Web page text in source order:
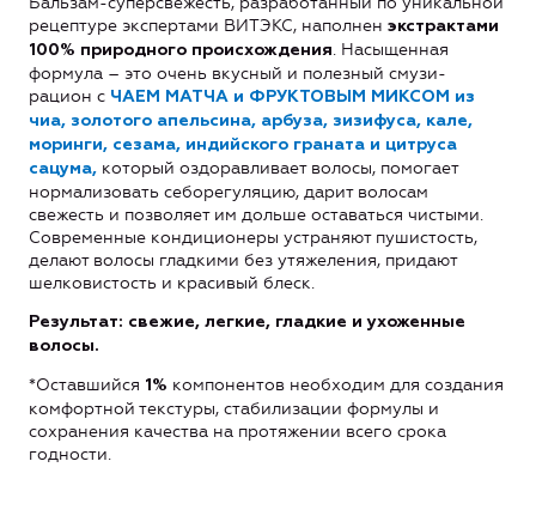
рецептуре экспертами ВИТЭКС, наполнен экстрактами
100% природного происхождения. Насыщенная
формула – это очень вкусный и полезный смузи-
рацион с ЧАЕМ МАТЧА и ФРУКТОВЫМ МИКСОМ из
чиа, золотого апельсина, арбуза, зизифуса, кале,
моринги, сезама, индийского граната и цитруса
сацума, который оздоравливает волосы, помогает
нормализовать себорегуляцию, дарит волосам
свежесть и позволяет им дольше оставаться чистыми.
Современные кондиционеры устраняют пушистость,
делают волосы гладкими без утяжеления, придают
шелковистость и красивый блеск.
Результат: свежие, легкие, гладкие и ухоженные
волосы.
*Оставшийся 1% компонентов необходим для создания
комфортной текстуры, стабилизации формулы и
сохранения качества на протяжении всего срока
годности.